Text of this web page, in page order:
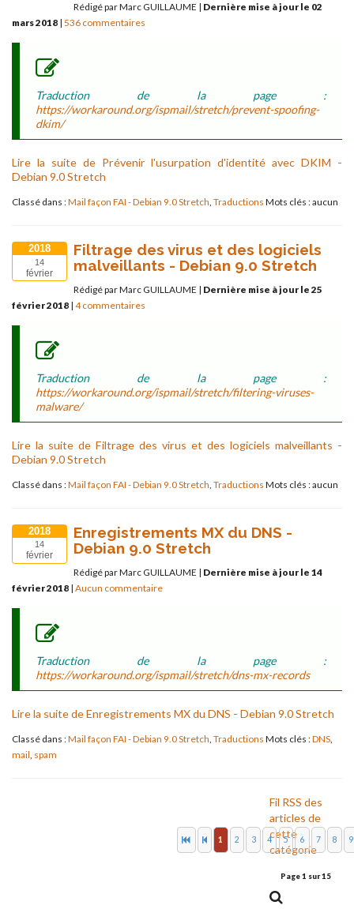
Rédigé par Marc GUILLAUME | Dernière mise à jour le 02
mars 2018 | 536 commentaires
Traduction de la page :
https://workaround.org/ispmail/stretch/prevent-spoofing-
dkim/
Lire la suite de Prévenir l'usurpation d'identité avec DKIM -
Debian 9.0 Stretch
Classé dans :Mail façon FAI - Debian 9.0 Stretch, Traductions Mots clés : aucun
2018
14
février
Filtrage des virus et des logiciels
malveillants - Debian 9.0 Stretch
Rédigé par Marc GUILLAUME | Dernière mise à jour le 25
février 2018 | 4 commentaires
Traduction de la page :
https://workaround.org/ispmail/stretch/filtering-viruses-
malware/
Lire la suite de Filtrage des virus et des logiciels malveillants -
Debian 9.0 Stretch
Classé dans :Mail façon FAI - Debian 9.0 Stretch Traductions Mots clés : aucun
2018
14
février
Enregistrements MX du DNS -
Debian 9.0 Stretch
Rédigé par Marc GUILLAUME | Dernière mise à jour le 14
février 2018 | Aucun commentaire
Traduction de la page :
https://workaround.org/ispmail/stretch/dns-mx-records
Lire la suite de Enregistrements MX du DNS - Debian 9.0 Stretch
Classé dans :Mail façon FAI - Debian 9.0 Stretch Traductions Mots clés :DNS
mail spam
1 2 3 4 5 6 7 8 9
Page 1 sur 15
Fil RSS des
articles de
cette
catégorie